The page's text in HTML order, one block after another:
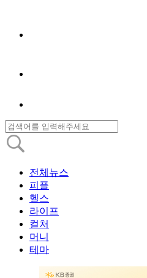
전체뉴스
피플
헬스
라이프
컬처
머니
테마